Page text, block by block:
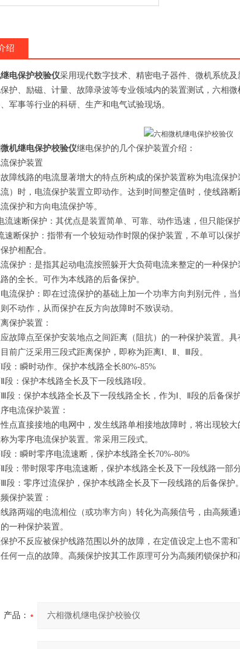
绍
电保护校验仪采用现代数字技术、精密电子器件、微机系统
护、励磁、计量、故障录波等专业领域内的装置测试，六相
军事等行业的科研、生产和电气试验现场。
机继电保护校验仪继电保护的几个保护装置介绍：
护装置
线路的电流显著增大的特点所构成的保护装置称为电流保护
流）时，电流保护装置立即动作。达到时间整定值时，使线路
保护和方向电流保护等。
断保护：其优点是装置简单、可靠、动作迅速，但只能保护
保护：指带有一个较短动作时限的保护装置，不单可以保
护相配合。
护：是指其起动电流按照躲开大负荷电流来整定的一种保护
的全长。可作为本线路的后备保护。
保护：即在过流保护的基础上加一个功率方向判别元件，当
不动作，从而保护在反方向故障时不致误动。
护装置：
障点至保护安装地点之间距离（阻抗）的一种保护装置。具
前广泛采用三段式距离保护，即称为距离Ⅰ、Ⅱ、Ⅲ段。
：瞬时动作。保护本线路全长80%-85%
：保护本线路全长及下一段线路Ⅰ段。
：保护本线路全长及下一段线路全长，作为Ⅰ、Ⅱ段的后备保护
流保护装置：
直接接地的电网中，发生线路单相接地故障时，将出现较大
为零序电流保护装置。常采用三段式。
：瞬时零序电流速断，保护本线路全长70%-80%
：带时限零序电流速断，保护本线路全长及下一段线路一部分
：零序过流保护，保护本线路全长及下一段线路的后备保护。
护装置：
两端的电流相位（或功率方向）转化为高频信号，由高频通
一种保护装置。
不反应被保护线路范围以外的故障，在定值设定上也不需和
何一点的故障。高频保护按其工作原理可分为高频闭锁保护和
产品：